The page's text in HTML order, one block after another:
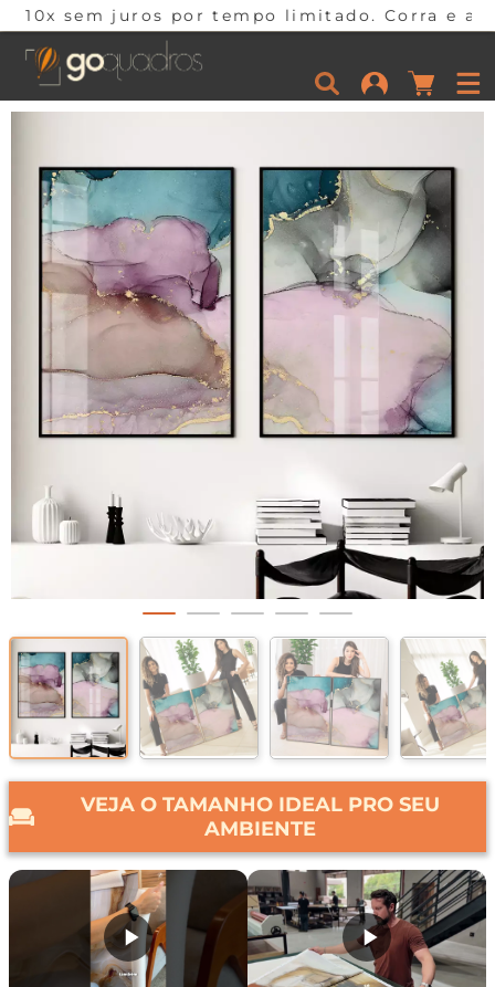
por tempo limitado. Corra e aproveite!
VEJA O TAMANHO IDEAL PRO SEU
AMBIENTE